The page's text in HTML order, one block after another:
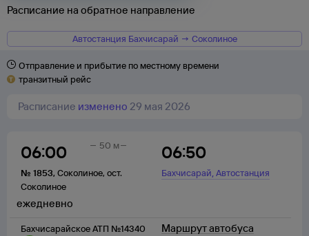
Расписание на обратное направление
Автостанция Бахчисарай → Соколиное
Отправление и прибытие по местному времени
транзитный рейс
Расписание изменено 29 мая 2026
06:00
№ 1853, Соколиное, ост.
Соколиное
06:50
Бахчисарай,Автостанция
50 м
Бахчисарайское АТП №14340
ежедневно
Маршрут автобуса